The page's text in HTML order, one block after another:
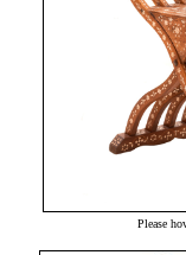
Please